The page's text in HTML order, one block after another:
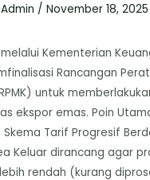
Admin / November 18, 2025
Kementerian
Rancangan
untuk
ekspor emas. Poin
Skema Tarif Progresif
Keluar dirancang agar
rendah (kurang